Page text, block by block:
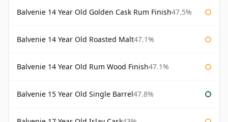
Balvenie 14 Year Old Golden Cask Rum Finish47.5%
Balvenie 14 Year Old Roasted Malt47.1%
Balvenie 14 Year Old Rum Wood Finish47.1%
Balvenie 15 Year Old Single Barrel47.8%